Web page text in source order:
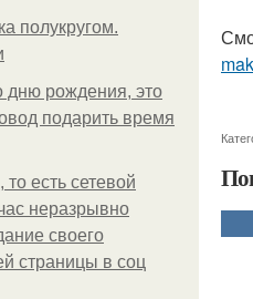
полукругом.
дню рождения, это
подарить время
то есть сетевой
неразрывно
своего
страницы в соц